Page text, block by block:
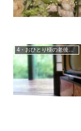
4・おひとり様の老後準備